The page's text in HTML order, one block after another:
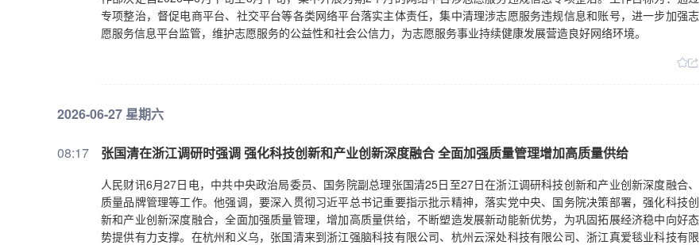
专项整治，督促电商平台、社交平台等各类网络平台落实主体责任，集中清理涉志愿服务违规信息和账号，进一步加强志
愿服务信息平台监管，维护志愿服务的公益性和社会公信力，为志愿服务事业持续健康发展营造良好网络环境。
2026-06-27 星期六
08:17 张国清在浙江调研时强调 强化科技创新和产业创新深度融合 全面加强质量管理增加高质量供给
人民财讯6月27日电，中共中央政治局委员、国务院副总理张国清25日至27日在浙江调研科技创新和产业创新深度融合、
质量品牌管理等工作。他强调，要深入贯彻习近平总书记重要指示批示精神，落实党中央、国务院决策部署，强化科技创
新和产业创新深度融合，全面加强质量管理，增加高质量供给，不断塑造发展新动能新优势，为巩固拓展经济稳中向好态
势提供有力支撑。在杭州和义乌，张国清来到浙江强脑科技有限公司、杭州云深处科技有限公司、浙江真爱毯业科技有限